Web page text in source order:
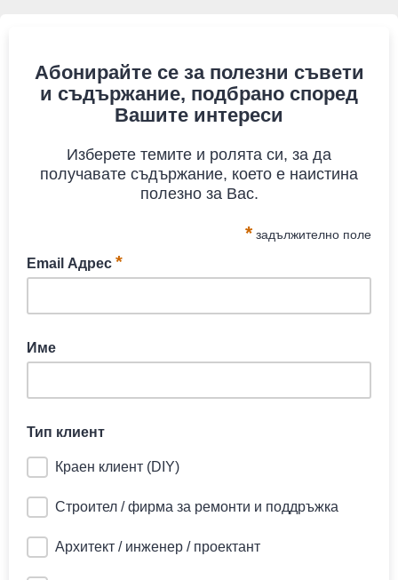
Абонирайте се за полезни съвети
и съдържание, подбрано според
Вашите интереси
Изберете темите и ролята си, за да
получавате съдържание, което е наистина
полезно за Вас.
* задължително поле
Email Адрес *
Име
Тип клиент
Краен клиент (DIY)
Строител / фирма за ремонти и поддръжка
Архитект / инженер / проектант